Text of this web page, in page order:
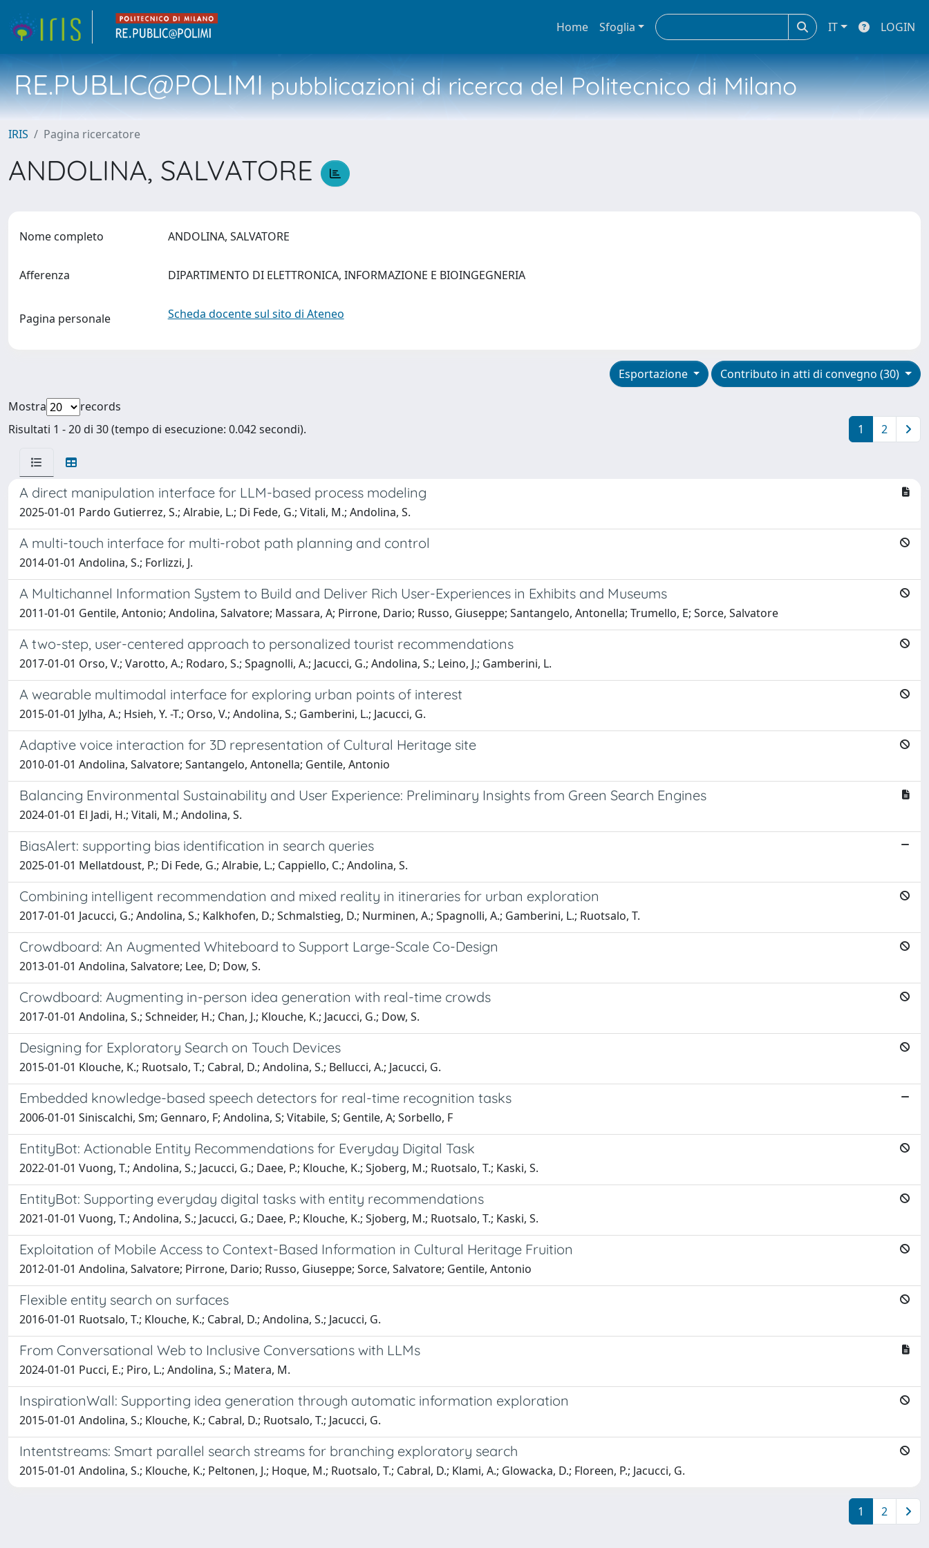
Home Sfoglia IT LOGIN
RE.PUBLIC@POLIMIpubblicazioni di ricerca del Politecnico di Milano
IRIS Pagina ricercatore
ANDOLINA, SALVATORE
Nome completo ANDOLINA, SALVATORE
Afferenza DIPARTIMENTO DI ELETTRONICA, INFORMAZIONE E BIOINGEGNERIA
Pagina personale Scheda docente sul sito di Ateneo
Contributo in atti di convegno (30)
Esportazione
Mostra
records
Risultati 1 - 20 di 30 (tempo di esecuzione: 0.042 secondi).
1 2
A direct manipulation interface for LLM-based process modeling
2025-01-01 Pardo Gutierrez, S.; Alrabie, L.; Di Fede, G.; Vitali, M.; Andolina, S.
A multi-touch interface for multi-robot path planning and control
2014-01-01 Andolina, S.; Forlizzi, J.
A Multichannel Information System to Build and Deliver Rich User-Experiences in Exhibits and Museums
2011-01-01 Gentile, Antonio; Andolina, Salvatore; Massara, A; Pirrone, Dario; Russo, Giuseppe; Santangelo, Antonella; Trumello, E; Sorce, Salvatore
A two-step, user-centered approach to personalized tourist recommendations
2017-01-01 Orso, V.; Varotto, A.; Rodaro, S.; Spagnolli, A.; Jacucci, G.; Andolina, S.; Leino, J.; Gamberini, L.
A wearable multimodal interface for exploring urban points of interest
2015-01-01 Jylha, A.; Hsieh, Y. -T.; Orso, V.; Andolina, S.; Gamberini, L.; Jacucci, G.
Adaptive voice interaction for 3D representation of Cultural Heritage site
2010-01-01 Andolina, Salvatore; Santangelo, Antonella; Gentile, Antonio
Balancing Environmental Sustainability and User Experience: Preliminary Insights from Green Search Engines
2024-01-01 El Jadi, H.; Vitali, M.; Andolina, S.
BiasAlert: supporting bias identification in search queries
2025-01-01 Mellatdoust, P.; Di Fede, G.; Alrabie, L.; Cappiello, C.; Andolina, S.
Combining intelligent recommendation and mixed reality in itineraries for urban exploration
2017-01-01 Jacucci, G.; Andolina, S.; Kalkhofen, D.; Schmalstieg, D.; Nurminen, A.; Spagnolli, A.; Gamberini, L.; Ruotsalo, T.
Crowdboard: An Augmented Whiteboard to Support Large-Scale Co-Design
2013-01-01 Andolina, Salvatore; Lee, D; Dow, S.
Crowdboard: Augmenting in-person idea generation with real-time crowds
2017-01-01 Andolina, S.; Schneider, H.; Chan, J.; Klouche, K.; Jacucci, G.; Dow, S.
Designing for Exploratory Search on Touch Devices
2015-01-01 Klouche, K.; Ruotsalo, T.; Cabral, D.; Andolina, S.; Bellucci, A.; Jacucci, G.
Embedded knowledge-based speech detectors for real-time recognition tasks
2006-01-01 Siniscalchi, Sm; Gennaro, F; Andolina, S; Vitabile, S; Gentile, A; Sorbello, F
EntityBot: Actionable Entity Recommendations for Everyday Digital Task
2022-01-01 Vuong, T.; Andolina, S.; Jacucci, G.; Daee, P.; Klouche, K.; Sjoberg, M.; Ruotsalo, T.; Kaski, S.
EntityBot: Supporting everyday digital tasks with entity recommendations
2021-01-01 Vuong, T.; Andolina, S.; Jacucci, G.; Daee, P.; Klouche, K.; Sjoberg, M.; Ruotsalo, T.; Kaski, S.
Exploitation of Mobile Access to Context-Based Information in Cultural Heritage Fruition
2012-01-01 Andolina, Salvatore; Pirrone, Dario; Russo, Giuseppe; Sorce, Salvatore; Gentile, Antonio
Flexible entity search on surfaces
2016-01-01 Ruotsalo, T.; Klouche, K.; Cabral, D.; Andolina, S.; Jacucci, G.
From Conversational Web to Inclusive Conversations with LLMs
2024-01-01 Pucci, E.; Piro, L.; Andolina, S.; Matera, M.
InspirationWall: Supporting idea generation through automatic information exploration
2015-01-01 Andolina, S.; Klouche, K.; Cabral, D.; Ruotsalo, T.; Jacucci, G.
Intentstreams: Smart parallel search streams for branching exploratory search
2015-01-01 Andolina, S.; Klouche, K.; Peltonen, J.; Hoque, M.; Ruotsalo, T.; Cabral, D.; Klami, A.; Glowacka, D.; Floreen, P.; Jacucci, G.
1 2